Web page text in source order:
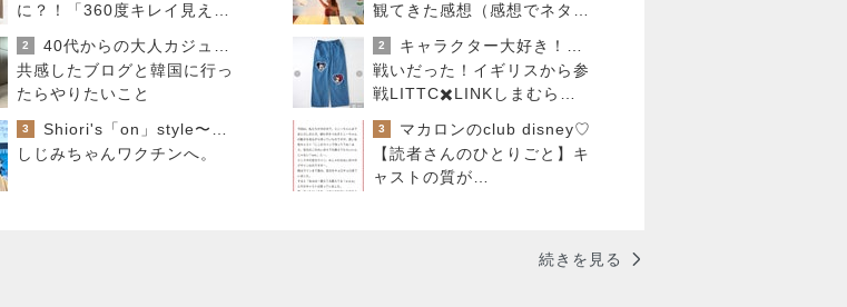
に？！「360度キレイ見え」
の必殺ワザはコレ♪
2
40代からの大人カジュアルを品良く着こなすファッションブログ
共感したブログと韓国に行っ
たらやりたいこと
3
Shiori's「on」style〜干物女の成長記〜
しじみちゃんワクチンへ。
観てきた感想（感想でネタバ
レあり）
2
キャラクター大好き！コロ助の2回目ロンドン生活にっき★
戦いだった！イギリスから参
戦LITTC✖️LINKしまむらデ
ィズニーコラボ！ダッフィー
新商品の話
3
マカロンのclub disney♡
【読者さんのひとりごと】キ
ャストの質が…
続きを見る